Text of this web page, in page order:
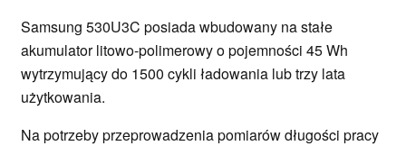
Samsung 530U3C posiada wbudowany na stałe
akumulator litowo-polimerowy o pojemności 45 Wh
wytrzymujący do 1500 cykli ładowania lub trzy lata
użytkowania.
Na potrzeby przeprowadzenia pomiarów długości pracy